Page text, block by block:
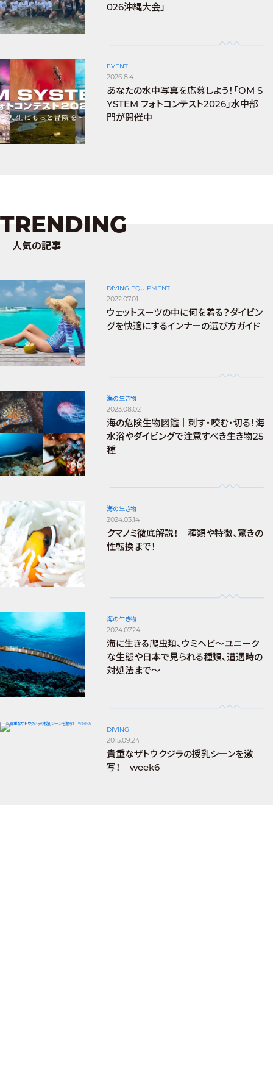
026沖縄大会」
EVENT
2026.8.4
あなたの水中写真を応募しよう！「OM S
YSTEM フォトコンテスト2026」水中部
門が開催中
TRENDING
人気の記事
DIVING EQUIPMENT
2022.07.01
ウェットスーツの中に何を着る？ダイビン
グを快適にするインナーの選び方ガイド
海の生き物
2023.08.02
海の危険生物図鑑｜刺す・咬む・切る！海
水浴やダイビングで注意すべき生き物25
種
海の生き物
2024.03.14
クマノミ徹底解説！ 種類や特徴、驚きの
性転換まで！
海の生き物
2024.07.24
海に生きる爬虫類、ウミヘビ～ユニーク
な生態や日本で見られる種類、遭遇時の
対処法まで～
DIVING
2015.09.24
貴重なザトウクジラの授乳シーンを激
写！ week6